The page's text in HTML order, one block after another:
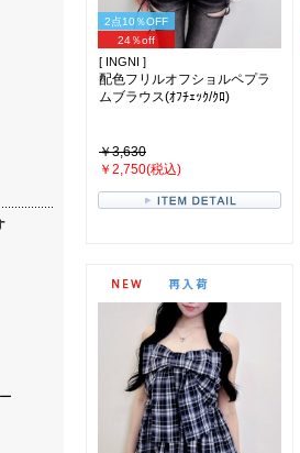
2点10％OFF
24％off
[ INGNI ]
配色フリルオフショルペプラ
ムブラウス(ｵﾌﾁｪｯｸ/ｸﾛ)
￥3,630
￥2,750(税込)